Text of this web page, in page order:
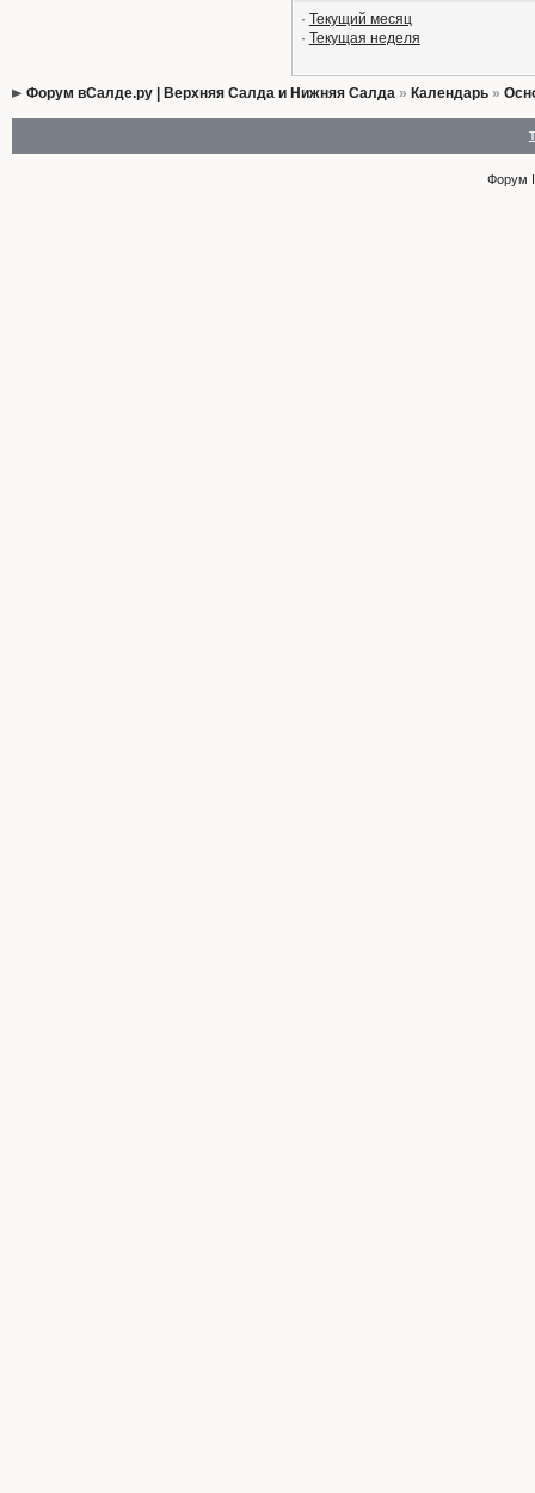
· Текущий месяц
· Текущая неделя
Форум вСалде.ру | Верхняя Салда и Нижняя Салда» Календарь»
Форум